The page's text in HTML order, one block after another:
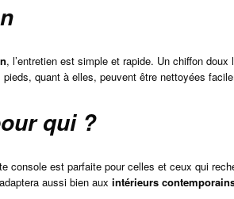
, l’entretien est simple et rapide. Un chiffon
pieds, quant à elles, peuvent être nettoyées
qui ?
console est parfaite pour celles et ceux qui
aussi bien aux intérieurs